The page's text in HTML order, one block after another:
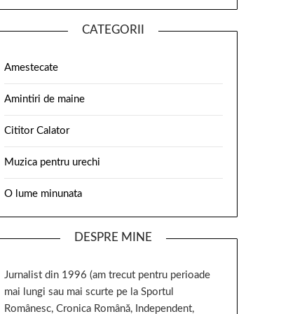
CATEGORII
Amestecate
Amintiri de maine
Cititor Calator
Muzica pentru urechi
O lume minunata
DESPRE MINE
Jurnalist din 1996 (am trecut pentru perioade
mai lungi sau mai scurte pe la Sportul
Românesc, Cronica Română, Independent,